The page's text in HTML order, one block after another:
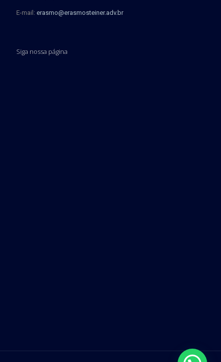
E-mail: erasmo@erasmosteiner.adv.br
Siga nossa página